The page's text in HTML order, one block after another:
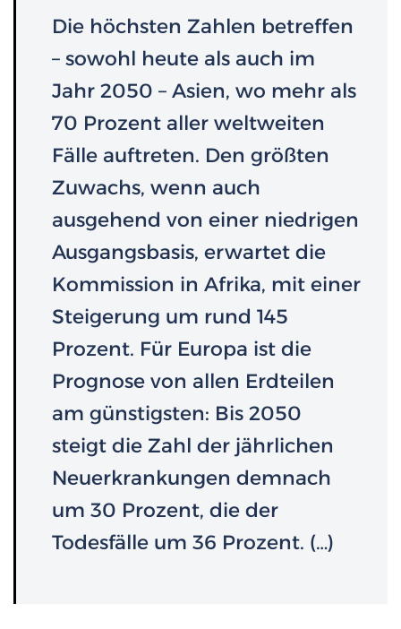
Die höchsten Zahlen betreffen
– sowohl heute als auch im
Jahr 2050 – Asien, wo mehr als
70 Prozent aller weltweiten
Fälle auftreten. Den größten
Zuwachs, wenn auch
ausgehend von einer niedrigen
Ausgangsbasis, erwartet die
Kommission in Afrika, mit einer
Steigerung um rund 145
Prozent. Für Europa ist die
Prognose von allen Erdteilen
am günstigsten: Bis 2050
steigt die Zahl der jährlichen
Neuerkrankungen demnach
um 30 Prozent, die der
Todesfälle um 36 Prozent. (…)